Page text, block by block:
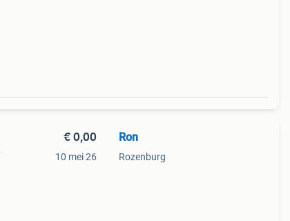
€ 0,00
10 mei 26
Ron
Rozenburg